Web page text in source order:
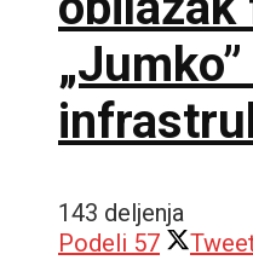
143 deljenja
Podeli 57